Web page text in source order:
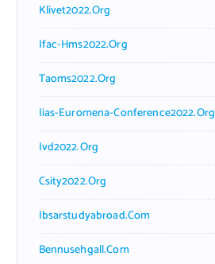
Klivet2022.org
Ifac-Hms2022.org
Taoms2022.org
Iias-Euromena-Conference2022.org
Ivd2022.org
Csity2022.org
Ibsarstudyabroad.com
Bennusehgall.com